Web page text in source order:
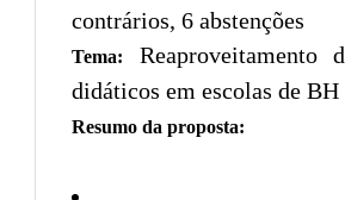
contrários, 6 abstenções
Tema:
Reaproveitamento
didáticos em escolas de BH
Resumo da proposta: